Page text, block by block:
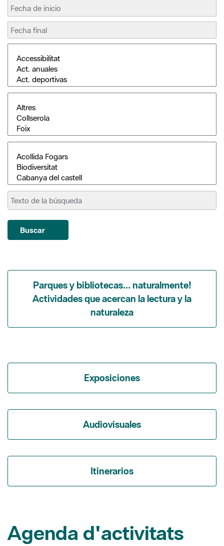
Buscar
Parques y bibliotecas... naturalmente!
Actividades que acercan la lectura y la
naturaleza
Exposiciones
Audiovisuales
Itinerarios
Agenda d'activitats